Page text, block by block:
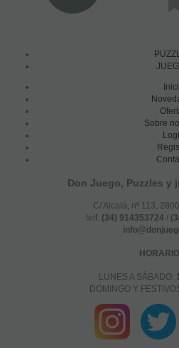
Sobre
Don Juego, Puzzles y
C/ Alcalá, nº 113,
telf: (34) 914353724/
HORARIO
LUNES A SÁBADO:
DOMINGO Y